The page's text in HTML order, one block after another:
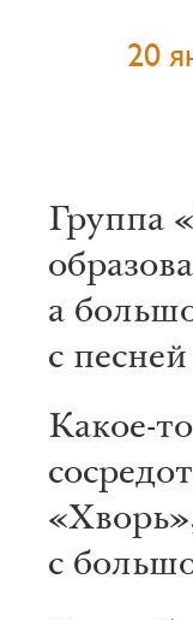
20
Группа
а
с
Какое-
с